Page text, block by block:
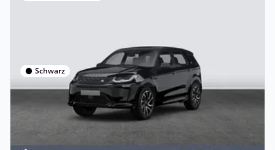
Schwarz
Privat & Gewerbe
Land Rover Discovery Sport D200
Dynamic S 150 kW, 5-türig (